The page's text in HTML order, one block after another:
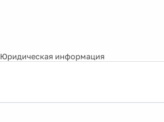
Юридическая информация